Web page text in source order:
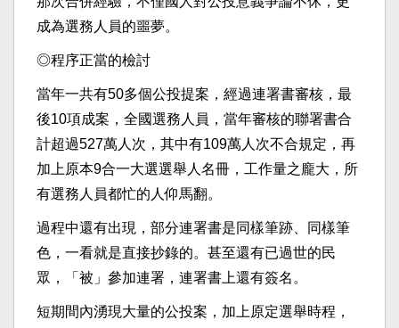
成為選務人員的噩夢。
◎程序正當的檢討
當年一共有50多個公投提案，經過連署書審核，最
後10項成案，全國選務人員，當年審核的聯署書合
計超過527萬人次，其中有109萬人次不合規定，再
加上原本9合一大選選舉人名冊，工作量之龐大，所
有選務人員都忙的人仰馬翻。
過程中還有出現，部分連署書是同樣筆跡、同樣筆
色，一看就是直接抄錄的。甚至還有已過世的民
眾，「被」參加連署，連署書上還有簽名。
短期間內湧現大量的公投案，加上原定選舉時程，